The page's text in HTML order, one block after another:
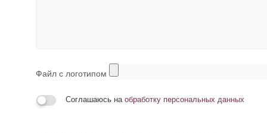
Файл с логотипом
Соглашаюсь на обработку персональных данных